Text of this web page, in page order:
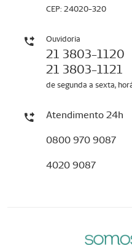
CEP: 24020-320
Ouvidoria
21 3803-1120
21 3803-1121
de segunda a sexta,
Atendimento 24h
0800 970 9087
4020 9087